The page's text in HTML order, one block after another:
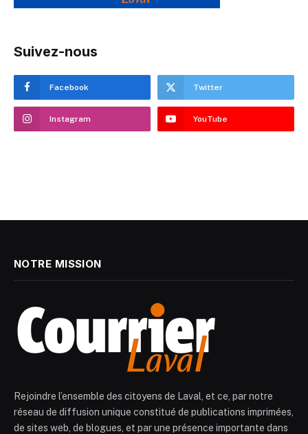
Suivez-nous
Facebook Twitter
Instagram YouTube
NOTRE MISSION
Rejoindre l’ensemble des citoyens de Laval, et ce, par notre
réseau de diffusion unique constitué de publications imprimées,
de sites web, de blogues, et par une présence importante dans